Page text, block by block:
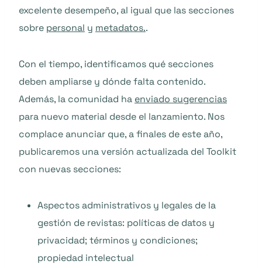
excelente desempeño, al igual que las secciones
sobre personal y metadatos..
Con el tiempo, identificamos qué secciones
deben ampliarse y dónde falta contenido.
Además, la comunidad ha enviado sugerencias
para nuevo material desde el lanzamiento. Nos
complace anunciar que, a finales de este año,
publicaremos una versión actualizada del Toolkit
con nuevas secciones:
Aspectos administrativos y legales de la
gestión de revistas: políticas de datos y
privacidad; términos y condiciones;
propiedad intelectual